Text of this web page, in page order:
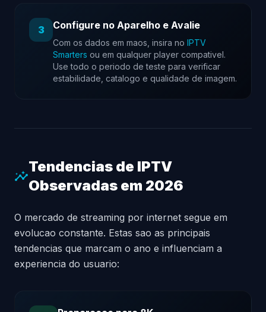
3 Configure no Aparelho e Avalie
Com os dados em maos, insira no IPTV
Smarters ou em qualquer player compativel.
Use todo o periodo de teste para verificar
estabilidade, catalogo e qualidade de imagem.
insights
Tendencias de IPTV
Observadas em 2026
O mercado de streaming por internet segue em
evolucao constante. Estas sao as principais
tendencias que marcam o ano e influenciam a
experiencia do usuario: